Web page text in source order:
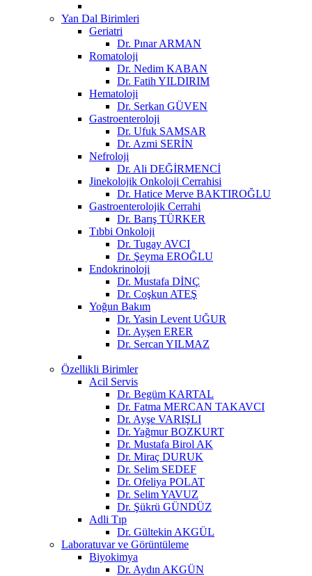
Yan Dal Birimleri
Geriatri
Dr. Pınar ARMAN
Romatoloji
Dr. Nedim KABAN
Dr. Fatih YILDIRIM
Hematoloji
Dr. Serkan GÜVEN
Gastroenteroloji
Dr. Ufuk SAMSAR
Dr. Azmi SERİN
Nefroloji
Dr. Ali DEĞİRMENCİ
Jinekolojik Onkoloji Cerrahisi
Dr. Hatice Merve BAKTIROĞLU
Gastroenterolojik Cerrahi
Dr. Barış TÜRKER
Tıbbi Onkoloji
Dr. Tugay AVCI
Dr. Şeyma EROĞLU
Endokrinoloji
Dr. Mustafa DİNÇ
Dr. Coşkun ATEŞ
Yoğun Bakım
Dr. Yasin Levent UĞUR
Dr. Ayşen ERER
Dr. Sercan YILMAZ
Özellikli Birimler
Acil Servis
Dr. Begüm KARTAL
Dr. Fatma MERCAN TAKAVCI
Dr. Ayşe VARIŞLI
Dr. Yağmur BOZKURT
Dr. Mustafa Birol AK
Dr. Miraç DURUK
Dr. Selim SEDEF
Dr. Ofeliya POLAT
Dr. Selim YAVUZ
Dr. Şükrü GÜNDÜZ
Adli Tıp
Dr. Gültekin AKGÜL
Laboratuvar ve Görüntüleme
Biyokimya
Dr. Aydın AKGÜN